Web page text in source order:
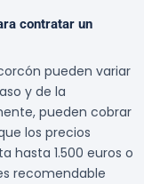
contratar un
pueden variar
y de la
pueden cobrar
los precios
hasta 1.500 euros o
recomendable